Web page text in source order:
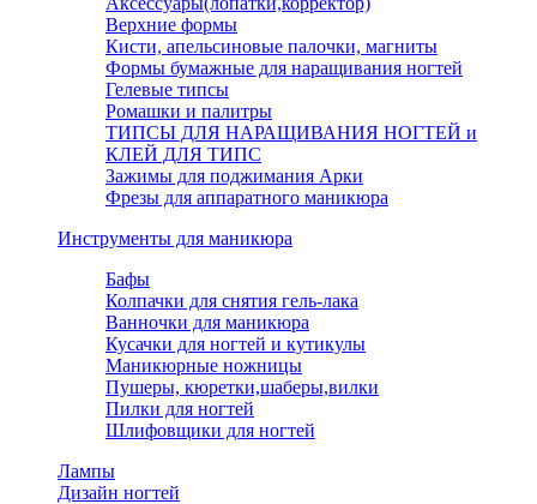
Верхние формы
Кисти, апельсиновые палочки, магниты
Формы бумажные для наращивания ногтей
Гелевые типсы
Ромашки и палитры
ТИПСЫ ДЛЯ НАРАЩИВАНИЯ НОГТЕЙ и
КЛЕЙ ДЛЯ ТИПС
Зажимы для поджимания Арки
Фрезы для аппаратного маникюра
Инструменты для маникюра
Бафы
Колпачки для снятия гель-лака
Ванночки для маникюра
Кусачки для ногтей и кутикулы
Маникюрные ножницы
Пушеры, кюретки,шаберы,вилки
Пилки для ногтей
Шлифовщики для ногтей
Лампы
Дизайн ногтей